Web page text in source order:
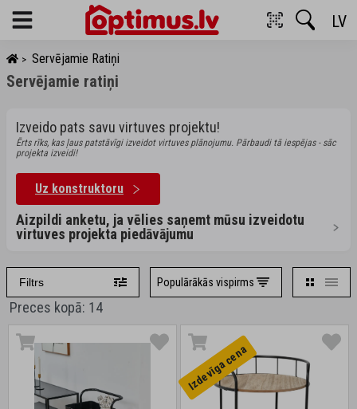
Menu LV
> Servējamie Ratiņi
Servējamie ratiņi
Izveido pats savu virtuves projektu!
Ērts rīks, kas ļaus patstāvīgi izveidot virtuves plānojumu. Pārbaudi tā iespējas - sāc
projekta izveidi!
Uz konstruktoru
Aizpildi anketu, ja vēlies saņemt mūsu izveidotu
virtuves projekta piedāvājumu
Filtrs Populārākās vispirms
Preces kopā: 14
Izdevīga cena